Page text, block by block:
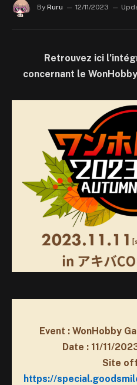
By Ruru 12/11/2023
Retrouvez ici
concernant le
Event : WonHobby
Date : 11/11/
Site
https://